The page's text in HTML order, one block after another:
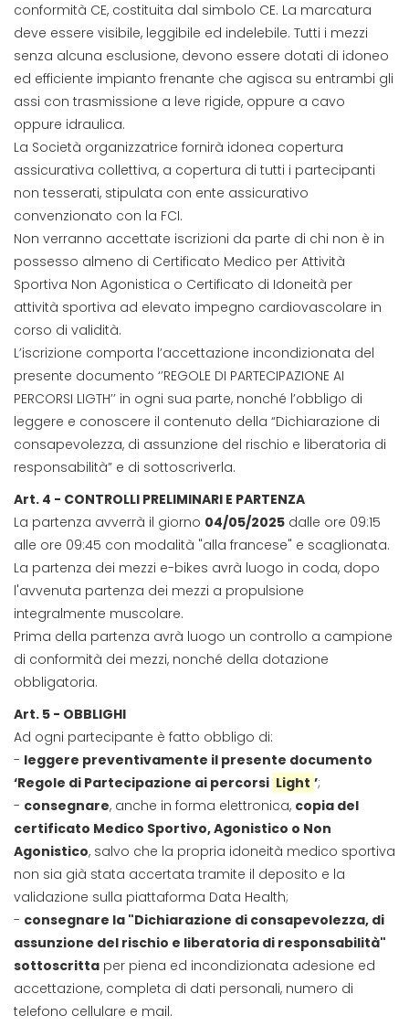
conformità CE, costituita dal simbolo CE. La marcatura
deve essere visibile, leggibile ed indelebile. Tutti i mezzi
senza alcuna esclusione, devono essere dotati di idoneo
ed efficiente impianto frenante che agisca su entrambi gli
assi con trasmissione a leve rigide, oppure a cavo
oppure idraulica.
La Società organizzatrice fornirà idonea copertura
assicurativa collettiva, a copertura di tutti i partecipanti
non tesserati, stipulata con ente assicurativo
convenzionato con la FCI.
Non verranno accettate iscrizioni da parte di chi non è in
possesso almeno di Certificato Medico per Attività
Sportiva Non Agonistica o Certificato di Idoneità per
attività sportiva ad elevato impegno cardiovascolare in
corso di validità.
L’iscrizione comporta l’accettazione incondizionata del
presente documento ‘’REGOLE DI PARTECIPAZIONE AI
PERCORSI LIGTH’’ in ogni sua parte, nonché l’obbligo di
leggere e conoscere il contenuto della “Dichiarazione di
consapevolezza, di assunzione del rischio e liberatoria di
responsabilità” e di sottoscriverla.
Art. 4 - CONTROLLI PRELIMINARI E PARTENZA
La partenza avverrà il giorno 04/05/2025 dalle ore 09:15
alle ore 09:45 con modalità "alla francese" e scaglionata.
La partenza dei mezzi e-bikes avrà luogo in coda, dopo
l'avvenuta partenza dei mezzi a propulsione
integralmente muscolare.
Prima della partenza avrà luogo un controllo a campione
di conformità dei mezzi, nonché della dotazione
obbligatoria.
Art. 5 - OBBLIGHI
Ad ogni partecipante è fatto obbligo di:
- leggere preventivamente il presente documento
‘Regole di Partecipazione ai percorsi Light ’;
- consegnare, anche in forma elettronica, copia del
certificato Medico Sportivo, Agonistico o Non
Agonistico, salvo che la propria idoneità medico sportiva
non sia già stata accertata tramite il deposito e la
validazione sulla piattaforma Data Health;
- consegnare la "Dichiarazione di consapevolezza, di
assunzione del rischio e liberatoria di responsabilità"
sottoscritta per piena ed incondizionata adesione ed
accettazione, completa di dati personali, numero di
telefono cellulare e mail.